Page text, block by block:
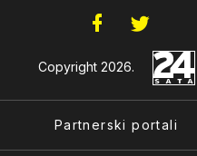
Copyright 2026.
Partnerski portali